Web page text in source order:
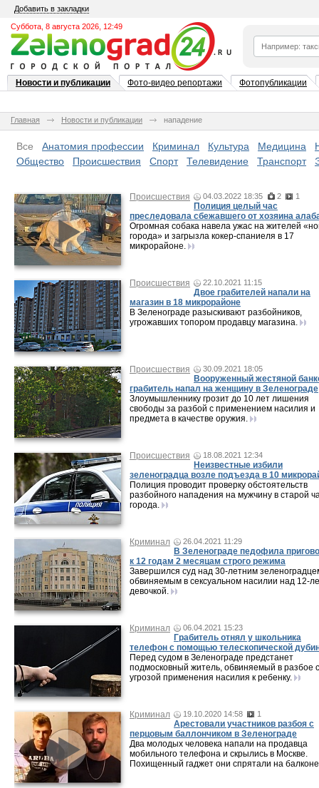
Добавить в закладки
Суббота, 8 августа 2026, 12:49
Новости и публикации Фото-видео репортажи Фотопубликации
Главная Новости и публикации нападение
Все Анатомия профессии Криминал Культура Медицина
Общество
Происшествия Спорт Телевидение Транспорт
Происшествия 04.03.2022 18:35 2 1
Полиция целый час
преследовала сбежавшего от хозяина
Огромная собака навела ужас на жителей
города» и загрызла кокер-спаниеля в 17
микрорайоне.
Происшествия 22.10.2021 11:15
Двое грабителей напали на
магазин в 18 микрорайоне
В Зеленограде разыскивают разбойников,
угрожавших топором продавцу магазина.
Происшествия 30.09.2021 18:05
Вооруженный жестяной
грабитель напал на женщину в Зеленограде
Злоумышленнику грозит до 10 лет лишения
свободы за разбой с применением насилия и
предмета в качестве оружия.
Происшествия 18.08.2021 12:34
Неизвестные избили
зеленоградца возле подъезда в 10
Полиция проводит проверку обстоятельств
разбойного нападения на мужчину в старой
города.
Криминал 26.04.2021 11:29
В Зеленограде педофила
к 12 годам 2 месяцам строго режима
Завершился суд над 30-летним
обвиняемым в сексуальном насилии над 12-
девочкой.
Криминал 06.04.2021 15:23
Грабитель отнял у школьника
телефон с помощью телескопической
Перед судом в Зеленограде предстанет
подмосковный житель, обвиняемый в разбое с
угрозой применения насилия к ребенку.
Криминал 19.10.2020 14:58 1
Арестовали участников разбоя с
перцовым баллончиком в Зеленограде
Два молодых человека напали на продавца
мобильного телефона и скрылись в Москве.
Похищенный гаджет они спрятали на